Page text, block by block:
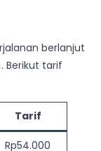
berlanjut
Berikut tarif
Tarif
Rp54.000